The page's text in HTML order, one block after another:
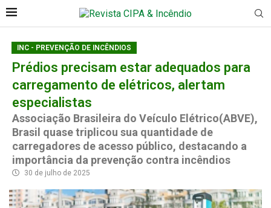
INC - PREVENÇÃO DE INCÊNDIOS
Prédios precisam estar adequados para
carregamento de elétricos, alertam
especialistas
Associação Brasileira do Veículo Elétrico(ABVE),
Brasil quase triplicou sua quantidade de
carregadores de acesso público, destacando a
importância da prevenção contra incêndios
30 de julho de 2025